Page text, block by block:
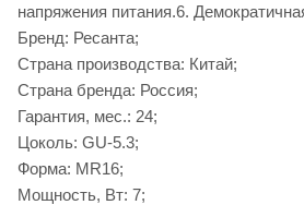
напряжения питания.6.
Бренд: Ресанта;
Страна производства: Китай;
Страна бренда: Россия;
Гарантия, мес.: 24;
Цоколь: GU-5.3;
Форма: MR16;
Мощность, Вт: 7;